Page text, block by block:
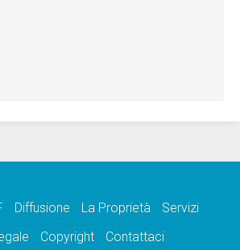
Diffusione La Proprietà
Servizi
Copyright Contattaci